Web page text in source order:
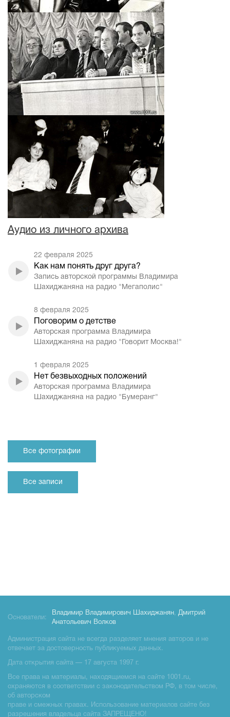
Аудио из личного архива
22 февраля 2025
Как нам понять друг друга?
Запись авторской программы Владимира
Шахиджаняна на радио "Мегаполис"
8 февраля 2025
Поговорим о детстве
Авторская программа Владимира
Шахиджаняна на радио "Говорит Москва!"
1 февраля 2025
Нет безвыходных положений
Авторская программа Владимира
Шахиджаняна на радио "Бумеранг"
Все фотографии
Все записи
Основатели:
Владимир Владимирович Шахиджанян, Дмитрий
Анатольевич Волков
Администрация сайта не всегда разделяет мнения авторов и не
отвечает за достоверность публикуемых данных.
Дата открытия сайта — 17 августа 1997 г.
Все права на материалы, находящиемся на сайте 1001.ru,
охраняются в соответствии с законодательством РФ, в том числе,
об авторском
праве и смежных правах. Использование материалов сайте без
разрешения владельца сайта ЗАПРЕЩЕНО!